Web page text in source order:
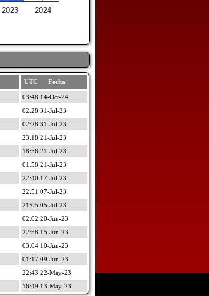
2023 2024
UTC Fecha
03:48 14-Oct-24
02:28 31-Jul-23
02:28 31-Jul-23
23:18 21-Jul-23
18:56 21-Jul-23
01:58 21-Jul-23
22:40 17-Jul-23
22:51 07-Jul-23
21:05 05-Jul-23
02:02 20-Jun-23
22:58 15-Jun-23
03:04 10-Jun-23
01:17 09-Jun-23
22:43 22-May-23
16:49 13-May-23